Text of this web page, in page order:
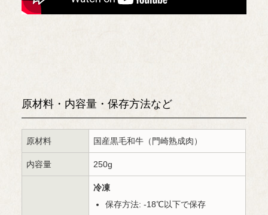
原材料・内容量・保存方法など
原材料 国産黒毛和牛（門崎熟成肉）
内容量 250g
冷凍
保存方法: -18℃以下で保存